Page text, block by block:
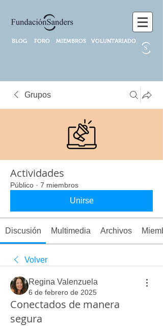
BLOG FORO MIEMBROS VOLUNTARIADO
Grupos
Actividades
Público · 7 miembros
Unirse
Discusión Multimedia Archivos
Volver
Regina Valenzuela
6 de febrero de 2025
Conectados de manera
segura